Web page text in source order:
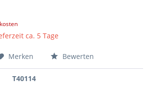
ca. 5 Tage
Merken Bewerten
T40114